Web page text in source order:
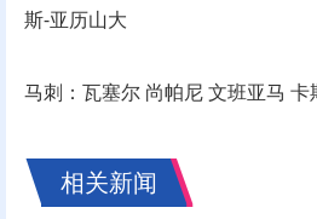
斯-亚历山大
马刺：瓦塞尔 尚帕尼 文班亚马 卡
相关新闻